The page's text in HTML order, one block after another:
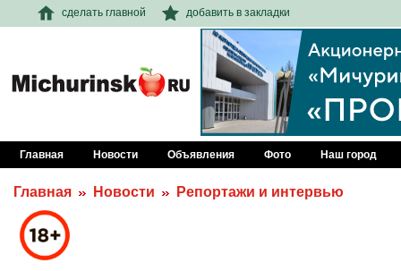
сделать главной добавить в закладки
Главная Новости Объявления Фото Наш город
Главная Новости Репортажи и интервью